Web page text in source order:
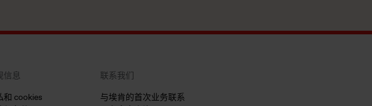
信息
和 cookies
联系我们
与埃肯的首次业务联系